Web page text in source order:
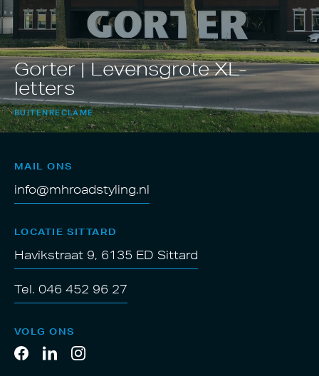
Gorter | Levensgrote XL-
letters
BUITENRECLAME
MAIL ONS
info@mhroadstyling.nl
LOCATIE SITTARD
Havikstraat 9, 6135 ED Sittard
Tel. 046 452 96 27
VOLG ONS